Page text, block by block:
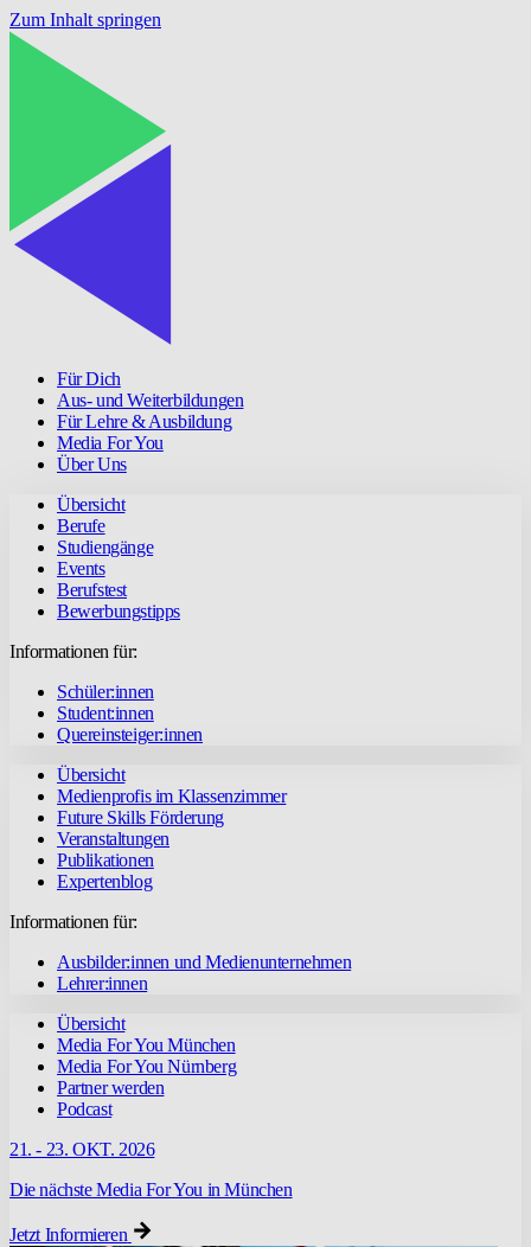
Zum Inhalt springen
Für Dich
Aus- und Weiterbildungen
Für Lehre & Ausbildung
Media For You
Über Uns
Übersicht
Berufe
Studiengänge
Events
Berufstest
Bewerbungstipps
Informationen für:
Schüler:innen
Student:innen
Quereinsteiger:innen
Übersicht
Medienprofis im Klassenzimmer
Future Skills Förderung
Veranstaltungen
Publikationen
Expertenblog
Informationen für:
Ausbilder:innen und Medienunternehmen
Lehrer:innen
Übersicht
Media For You München
Media For You Nürnberg
Partner werden
Podcast
21. - 23. OKT. 2026
Die nächste Media For You in München
Jetzt Informieren